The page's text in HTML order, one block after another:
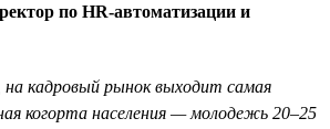
по HR-автоматизации и
на кадровый рынок выходит самая
когорта населения — молодежь 20–25